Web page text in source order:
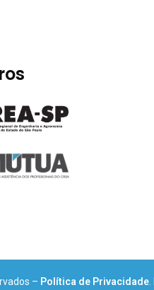
– Política de Privacidade